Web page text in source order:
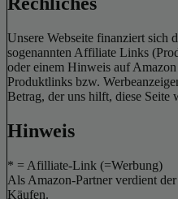
Unsere Webseite finanziert sich
sogenannten Affiliate Links
oder einem Hinweis auf
Produktlinks bzw.
Betrag, der uns hilft, diese Seite
Hinweis
* = Afilliate-Link (=Werbung)
Als Amazon-Partner verdient
Käufen.